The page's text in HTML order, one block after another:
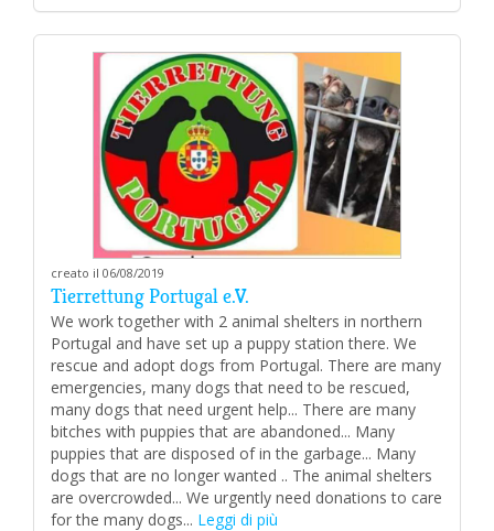
creato il 06/08/2019
Tierrettung Portugal e.V.
We work together with 2 animal shelters in northern
Portugal and have set up a puppy station there. We
rescue and adopt dogs from Portugal. There are many
emergencies, many dogs that need to be rescued,
many dogs that need urgent help... There are many
bitches with puppies that are abandoned... Many
puppies that are disposed of in the garbage... Many
dogs that are no longer wanted .. The animal shelters
are overcrowded... We urgently need donations to care
for the many dogs... Leggi di più